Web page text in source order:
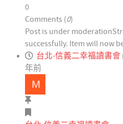
0
Comments (0)
Post is under moderation
successfully. Item will now
台北-信義二幸福讀書會
年前